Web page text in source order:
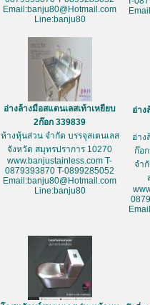
Email:banju80@Hotmail.com
Line:banju80
อ่างล้างมือสแตนเลสเท้าเหยียบ
2ก๊อก 339839
ห้างหุ้นส่วน จำกัด บรรจุสเตนเลส
จังหวัด สมุทรปราการ 10270
www.banjustainless.com T-
0879393870 T-0899285052
Email:banju80@Hotmail.com
Line:banju80
อ่าง
อ่าง
ก๊อ
จำ